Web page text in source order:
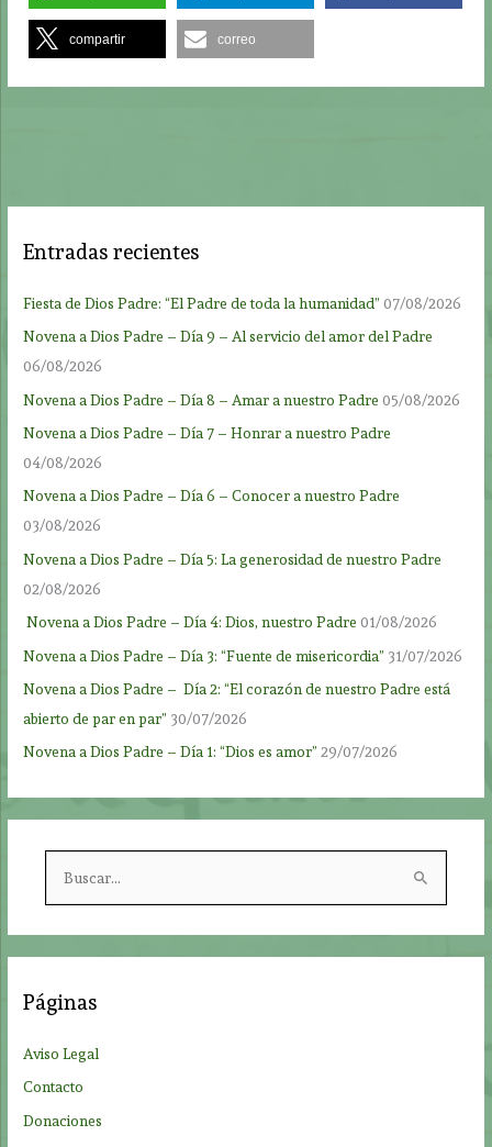
compartir correo
Entradas recientes
Fiesta de Dios Padre: “El Padre de toda la humanidad” 07/08/2026
Novena a Dios Padre – Día 9 – Al servicio del amor del Padre
06/08/2026
Novena a Dios Padre – Día 8 – Amar a nuestro Padre 05/08/2026
Novena a Dios Padre – Día 7 – Honrar a nuestro Padre
04/08/2026
Novena a Dios Padre – Día 6 – Conocer a nuestro Padre
03/08/2026
Novena a Dios Padre – Día 5: La generosidad de nuestro Padre
02/08/2026
Novena a Dios Padre – Día 4: Dios, nuestro Padre 01/08/2026
Novena a Dios Padre – Día 3: “Fuente de misericordia” 31/07/2026
Novena a Dios Padre – Día 2: “El corazón de nuestro Padre está
abierto de par en par” 30/07/2026
Novena a Dios Padre – Día 1: “Dios es amor” 29/07/2026
c
r
:
Páginas
Aviso Legal
Contacto
Donaciones